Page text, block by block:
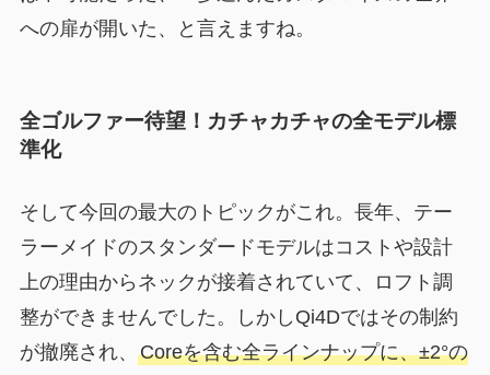
への扉が開いた、と言えますね。
全ゴルファー待望！カチャカチャの全モデル標
準化
そして今回の最大のトピックがこれ。長年、テー
ラーメイドのスタンダードモデルはコストや設計
上の理由からネックが接着されていて、ロフト調
整ができませんでした。しかしQi4Dではその制約
が撤廃され、 Coreを含む全ラインナップに、±2°の